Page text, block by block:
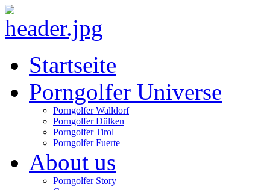
Startseite
Porngolfer Universe
Porngolfer Walldorf
Porngolfer Dülken
Porngolfer Tirol
Porngolfer Fuerte
About us
Porngolfer Story